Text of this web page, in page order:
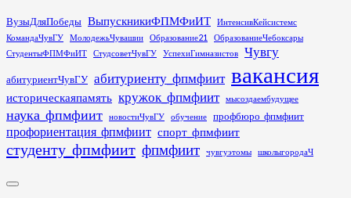
Перейти
к
содержимому
ВузыДляПобеды ВыпускникиФПМФиИТ
ИнтенсивКейсистемс
КомандаЧувГУ
МолодежьЧувашии Образование21
ОбразованиеЧебоксары
СтудентыФПМФиИТ
СтудсоветЧувГУ УспехиГимназистов Чувгу
абитуриентЧувГУ абитуриенту_фпмфиит вакансия
историческаяпамять кружок_фпмфиит мысоздаембудущее
наука_фпмфиит новостиЧувГУ обучение профбюро_фпмфиит
профориентация_фпмфиит спорт_фпмфиит
студенту_фпмфиит фпмфиит чувгуэтомы школыгородаЧ
Основное